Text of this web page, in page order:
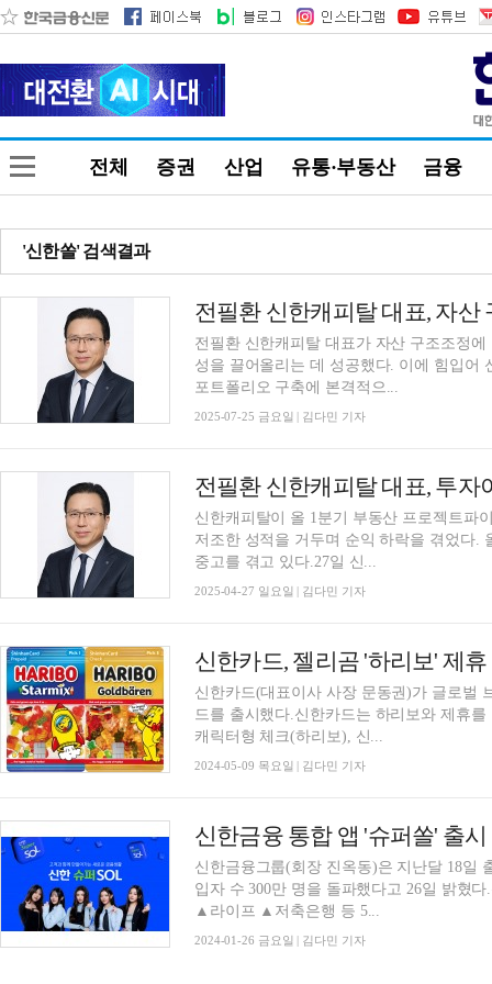
전체 증권 산업 유통·부동산 금융
'신한쏠' 검색결과
전필환 신한캐피탈 대표가 자산 구조조정
성을 끌어올리는 데 성공했다. 이에 힘입어
포트폴리오 구축에 본격적으...
2025-07-25 금요일 | 김다민 기자
신한캐피탈이 올 1분기 부동산 프로젝트파
저조한 성적을 거두며 순익 하락을 겪었다.
중고를 겪고 있다.27일 신...
2025-04-27 일요일 | 김다민 기자
신한카드, 젤리곰 '하리보' 제
신한카드(대표이사 사장 문동권)가 글로벌
드를 출시했다.신한카드는 하리보와 제휴
캐릭터형 체크(하리보), 신...
2024-05-09 목요일 | 김다민 기자
신한금융 통합 앱 '슈퍼쏠' 출
신한금융그룹(회장 진옥동)은 지난달 18일
입자 수 300만 명을 돌파했다고 26일 밝
▲라이프 ▲저축은행 등 5...
2024-01-26 금요일 | 김다민 기자